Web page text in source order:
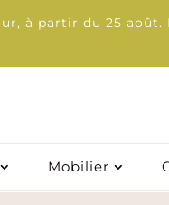
à partir du 25
Mobilier
Mobilier